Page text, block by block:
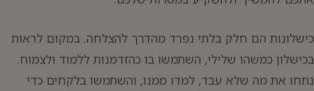
כישלונות הם חלק בלתי נפרד מהדרך להצלחה. במקום לראות
בכישלון כמשהו שלילי, השתמשו בו כהזדמנות ללמוד ולצמוח.
נתחו את מה שלא עבד, למדו ממנו, והשתמשו בלקחים כדי